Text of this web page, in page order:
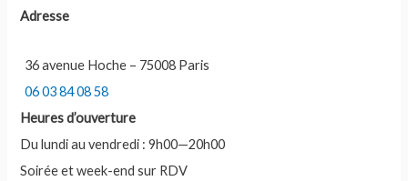
c
e
r
:
Adresse
36 avenue Hoche – 75008 Paris
06 03 84 08 58
Heures d’ouverture
Du lundi au vendredi : 9h00—20h00
Soirée et week-end sur RDV